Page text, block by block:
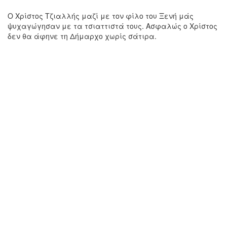
Ο Χρίστος Τζιαλλής μαζί με τον φίλο του Ξενή μάς
ψυχαγώγησαν με τα τσιαττιστά τους. Ασφαλώς ο Χρίστος
δεν θα άφηνε τη Δήμαρχο χωρίς σάτιρα.